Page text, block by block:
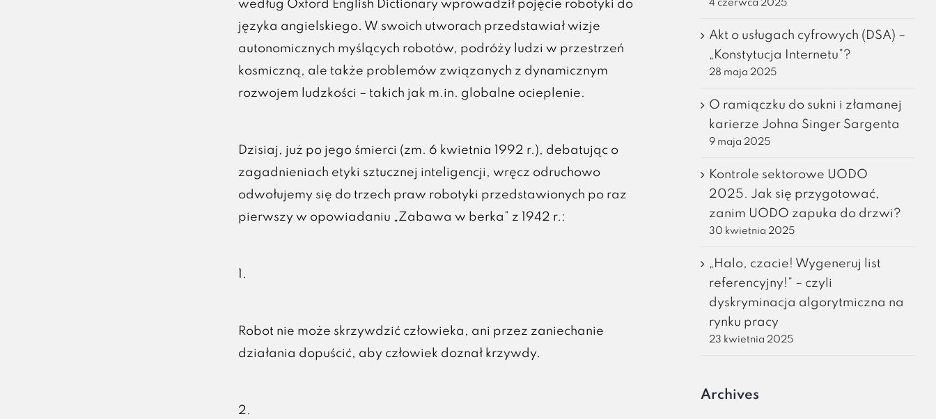
według Oxford English Dictionary wprowadził pojęcie robotyki do
języka angielskiego. W swoich utworach przedstawiał wizje
autonomicznych myślących robotów, podróży ludzi w przestrzeń
kosmiczną, ale także problemów związanych z dynamicznym
rozwojem ludzkości – takich jak m.in. globalne ocieplenie.
Dzisiaj, już po jego śmierci (zm. 6 kwietnia 1992 r.), debatując o
zagadnieniach etyki sztucznej inteligencji, wręcz odruchowo
odwołujemy się do trzech praw robotyki przedstawionych po raz
pierwszy w opowiadaniu „Zabawa w berka” z 1942 r.:
1.
Robot nie może skrzywdzić człowieka, ani przez zaniechanie
działania dopuścić, aby człowiek doznał krzywdy.
2.
4 czerwca 2025
Akt o usługach cyfrowych (DSA) –
„Konstytucja Internetu”?
28 maja 2025
O ramiączku do sukni i złamanej
karierze Johna Singer Sargenta
9 maja 2025
Kontrole sektorowe UODO
2025. Jak się przygotować,
zanim UODO zapuka do drzwi?
30 kwietnia 2025
„Halo, czacie! Wygeneruj list
referencyjny!” – czyli
dyskryminacja algorytmiczna na
rynku pracy
23 kwietnia 2025
Archives